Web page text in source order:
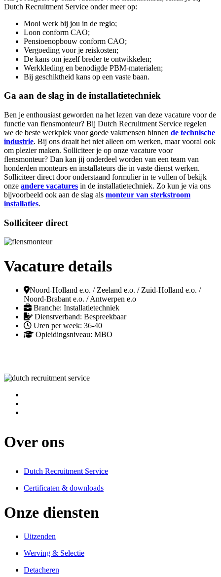
Dutch Recruitment Service onder meer op:
Mooi werk bij jou in de regio;
Loon conform CAO;
Pensioenopbouw conform CAO;
Vergoeding voor je reiskosten;
De kans om jezelf breder te ontwikkelen;
Werkkleding en benodigde PBM-materialen;
Bij geschiktheid kans op een vaste baan.
Ga aan de slag in de installatietechniek
Ben je enthousiast geworden na het lezen van deze vacature voor de
functie van flensmonteur? Bij Dutch Recruitment Service regelen
we de beste werkplek voor goede vakmensen binnen de technische
industrie. Bij ons draait het niet alleen om werken, maar vooral ook
om plezier maken. Solliciteer je op onze vacature voor
flensmonteur? Dan kan jij onderdeel worden van een team van
honderden monteurs en installateurs die in vaste dienst werken.
Solliciteer direct door onderstaand formulier in te vullen of bekijk
onze andere vacatures in de installatietechniek. Zo kun je via ons
bijvoorbeeld ook aan de slag als monteur van sterkstroom
installaties.
Solliciteer direct
Vacature details
Noord-Holland e.o. / Zeeland e.o. / Zuid-Holland e.o. /
Noord-Brabant e.o. / Antwerpen e.o
Branche: Installatietechniek
Dienstverband: Bespreekbaar
Uren per week: 36-40
Opleidingsniveau: MBO
Over ons
Dutch Recruitment Service
Certificaten & downloads
Onze diensten
Uitzenden
Werving & Selectie
Detacheren